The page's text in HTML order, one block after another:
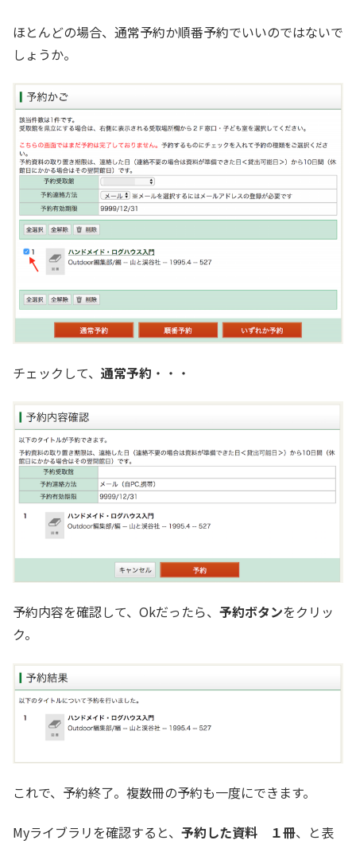
ほとんどの場合、通常予約か順番予約でいいのではないで
しょうか。
チェックして、 通常予約 ・・・
予約内容を確認して、Okだったら、 予約ボタンをクリッ
ク。
これで、予約終了。複数冊の予約も一度にできます。
Myライブラリを確認すると、 予約した資料 １冊、と表